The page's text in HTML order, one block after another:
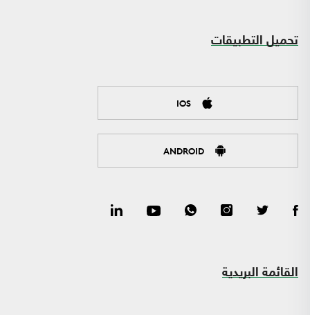
تحميل التطبيقات
IOS
ANDROID
القائمة البريدية